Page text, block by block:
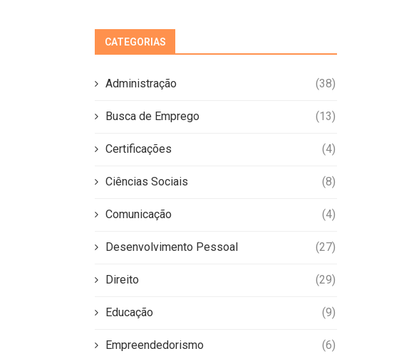
CATEGORIAS
Administração (38)
Busca de Emprego (13)
Certificações (4)
Ciências Sociais (8)
Comunicação (4)
Desenvolvimento Pessoal (27)
Direito (29)
Educação (9)
Empreendedorismo (6)